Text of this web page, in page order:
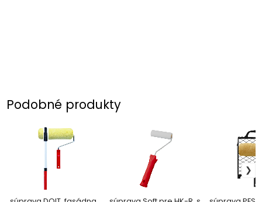
Podobné produkty